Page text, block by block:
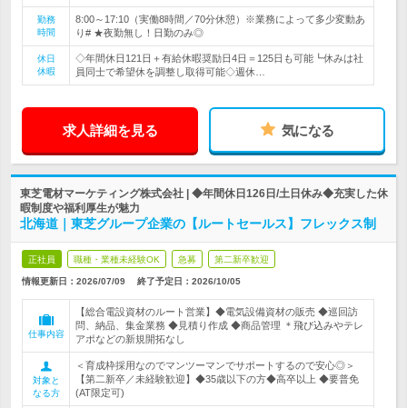
勤務
時間
8:00～17:10（実働8時間／70分休憩）※業務によって多少変動あ
り# ★夜勤無し！日勤のみ◎
休日
休暇
◇年間休日121日＋有給休暇奨励日4日＝125日も可能┗休みは社
員同士で希望休を調整し取得可能◇週休…
求人詳細を見る 気になる
東芝電材マーケティング株式会社 | ◆年間休日126日/土日休み◆充実した休
暇制度や福利厚生が魅力
北海道｜東芝グループ企業の【ルートセールス】フレックス制
正社員 職種・業種未経験OK 急募 第二新卒歓迎
情報更新日：2026/07/09 終了予定日： 2026/10/05
仕事内容
【総合電設資材のルート営業】◆電気設備資材の販売 ◆巡回訪
問、納品、集金業務 ◆見積り作成 ◆商品管理 ＊飛び込みやテレ
アポなどの新規開拓なし
対象と
なる方
＜育成枠採用なのでマンツーマンでサポートするので安心◎＞
【第二新卒／未経験歓迎】◆35歳以下の方◆高卒以上 ◆要普免
(AT限定可)